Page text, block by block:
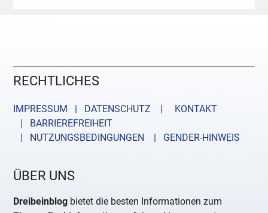
RECHTLICHES
IMPRESSUM | DATENSCHUTZ |
KONTAKT
| BARRIEREFREIHEIT
| NUTZUNGSBEDINGUNGEN
| GENDER-HINWEIS
ÜBER UNS
Dreibeinblog bietet die besten Informationen zum